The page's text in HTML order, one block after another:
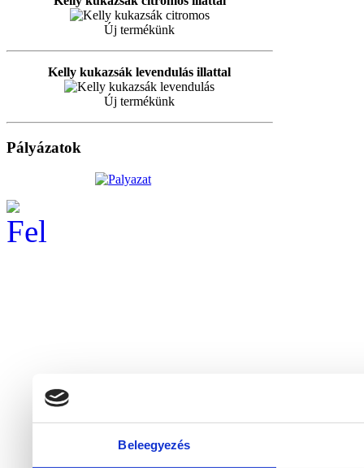
Beleegyezés
Új termékünk
Kelly kukazsák levendulás illattal
Új termékünk
Pályázatok